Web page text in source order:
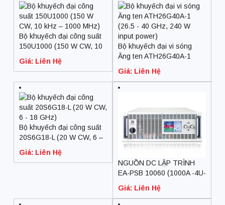
Bộ khuyếch đại công suất
150U1000 (150 W CW, 10
Giá: Liên Hệ
Bộ khuyếch đại vi sóng
Ăng ten ATH26G40A-1
input power)
Giá: Liên Hệ
Bộ khuyếch đại công suất
20S6G18-L (20 W CW, 6 –
Giá: Liên Hệ
NGUỒN DC LẬP TRÌNH
EA-PSB 10060 (1000A -4U-
30000W)
Giá: Liên Hệ